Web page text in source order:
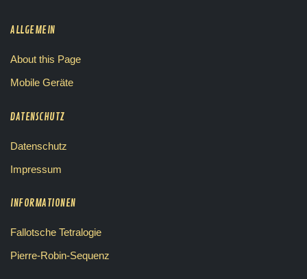
ALLGEMEIN
About this Page
Mobile Geräte
DATENSCHUTZ
Datenschutz
Impressum
INFORMATIONEN
Fallotsche Tetralogie
Pierre-Robin-Sequenz